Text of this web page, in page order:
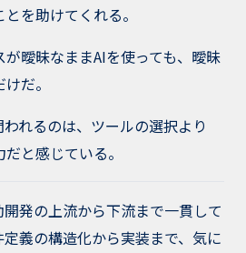
を助けてくれる。
曖昧なままAIを使っても、曖昧
だ。
れるのは、ツールの選択より
と感じている。
発の上流から下流まで一貫して
義の構造化から実装まで、気に